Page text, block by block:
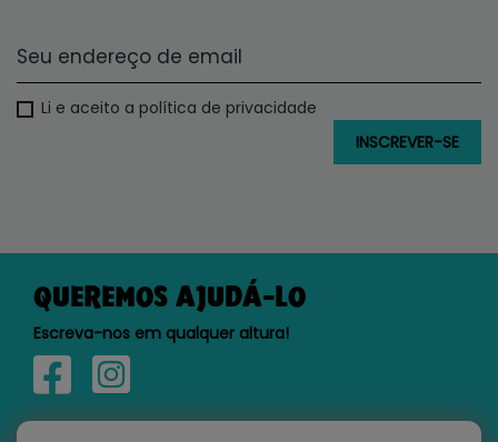
Li e aceito a política de privacidade
QUEREMOS AJUDÁ-LO
Escreva-nos em qualquer altura!